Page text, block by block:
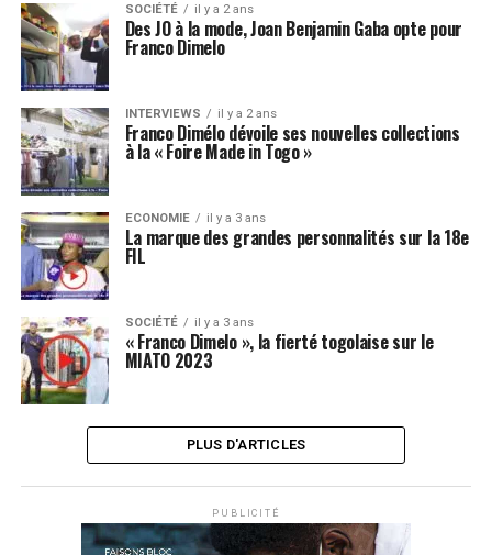
SOCIÉTÉ il y a 2 ans
Des JO à la mode, Joan Benjamin Gaba opte pour
Franco Dimelo
INTERVIEWS il y a 2 ans
Franco Dimélo dévoile ses nouvelles collections
à la « Foire Made in Togo »
ECONOMIE il y a 3 ans
La marque des grandes personnalités sur la 18e
FIL
SOCIÉTÉ il y a 3 ans
« Franco Dimelo », la fierté togolaise sur le
MIATO 2023
PLUS D'ARTICLES
PUBLICITÉ